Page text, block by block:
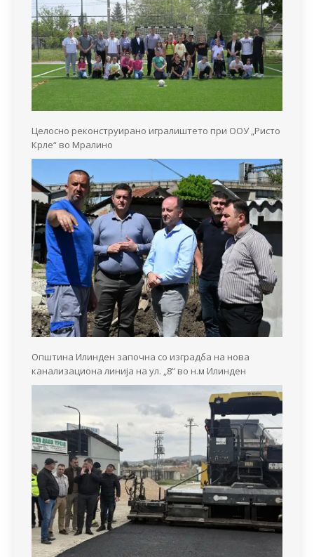
Целосно реконструирано игралиштето при ООУ „Ристо
Крле“ во Мралино
Општина Илинден започна со изградба на нова
канализациона линија на ул. „8“ во н.м Илинден